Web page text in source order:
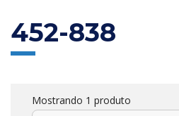
452-838
Mostrando 1 produto